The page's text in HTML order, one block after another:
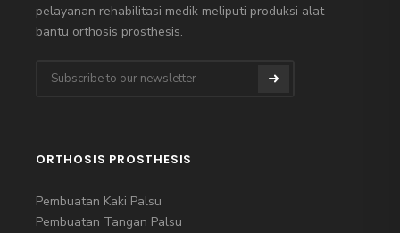
pelayanan rehabilitasi medik meliputi produksi alat
bantu orthosis prosthesis.
ORTHOSIS PROSTHESIS
Pembuatan Kaki Palsu
Pembuatan Tangan Palsu